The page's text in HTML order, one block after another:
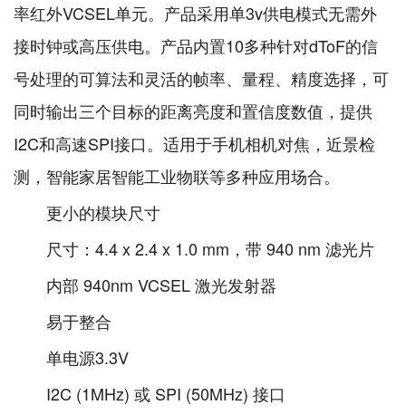
率红外VCSEL单元。产品采用单3v供电模式无需外
接时钟或高压供电。产品内置10多种针对dToF的信
号处理的可算法和灵活的帧率、量程、精度选择，可
同时输出三个目标的距离亮度和置信度数值，提供
I2C和⾼速SPI接口。适用于手机相机对焦，近景检
测，智能家居智能工业物联等多种应用场合。
更小的模块尺寸
尺寸：4.4 x 2.4 x 1.0 mm，带 940 nm 滤光片
内部 940nm VCSEL 激光发射器
易于整合
单电源3.3V
I2C (1MHz) 或 SPI (50MHz) 接口